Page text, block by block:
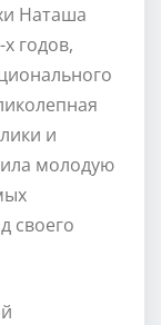
Наташа
годов,
и
молодую
своего